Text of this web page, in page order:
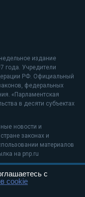
издание
года. Учредители
РФ. Официальный
федеральных
«Парламентская
в десяти субъектах
новости и
законах и
материалов
на pnp.ru
с
cookie